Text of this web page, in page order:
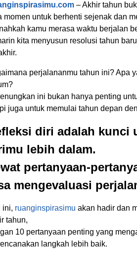
– Akhir tahun
momen untuk berhenti sejenak dan
kamu merasa waktu berjalan
kita menyusun resolusi tahun
perjalananmu tahun ini? Apa
ini bukan hanya penting
juga untuk memulai tahun depan
diri adalah kunci
lebih dalam.
pertanyaan-
mengevaluasi
ini, ruanginspirasimu akan hadir dan
tahun,
10 pertanyaan penting yang
langkah lebih baik.